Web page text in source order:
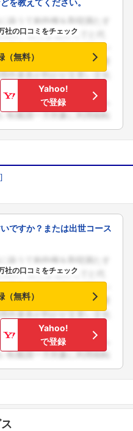
ました
ーしませんか？
社の口コミをチェック
（無料）
Yahoo!
で登録
ですか？または出世コース
社の口コミをチェック
（無料）
Yahoo!
で登録